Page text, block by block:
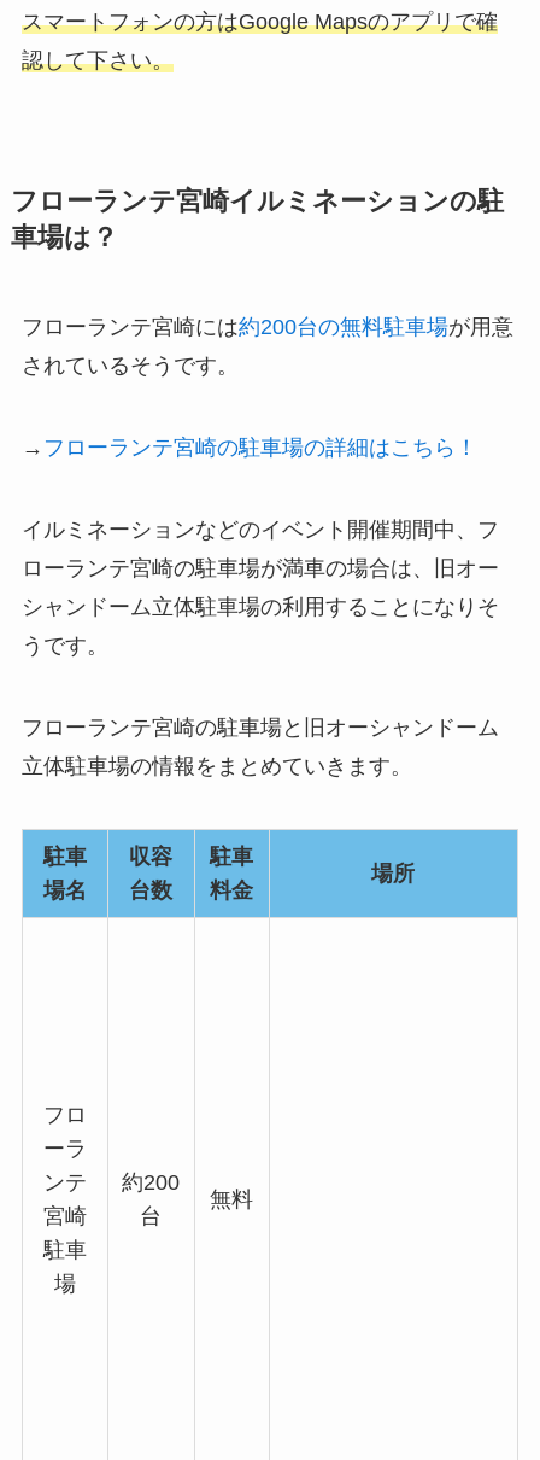
スマートフォンの方はGoogle Mapsのアプリで確
認して下さい。
フローランテ宮崎イルミネーションの駐
車場は？
フローランテ宮崎には約200台の無料駐車場が用意
されているそうです。
→ フローランテ宮崎の駐車場の詳細はこちら！
イルミネーションなどのイベント開催期間中、フ
ローランテ宮崎の駐車場が満車の場合は、旧オー
シャンドーム立体駐車場の利用することになりそ
うです。
フローランテ宮崎の駐車場と旧オーシャンドーム
立体駐車場の情報をまとめていきます。
駐車
場名
収容
台数
駐車
料金
場所
フロ
ーラ
ンテ
宮崎
駐車
場
約200
台
無料